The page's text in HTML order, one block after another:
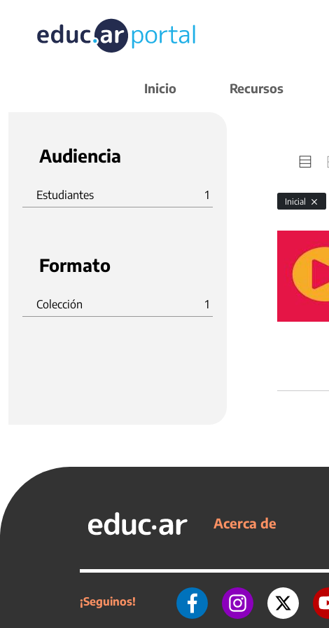
Inicio Recursos
Audiencia
Estudiantes 1
Formato
Colección 1
Inicial
Acerca de
¡Seguinos!